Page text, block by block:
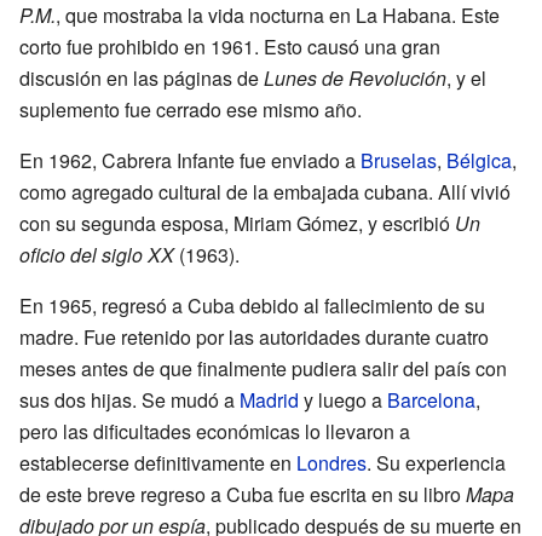
P.M., que mostraba la vida nocturna en La Habana. Este
corto fue prohibido en 1961. Esto causó una gran
discusión en las páginas deLunes de Revolución, y el
suplemento fue cerrado ese mismo año.
En 1962, Cabrera Infante fue enviado a Bruselas, Bélgica,
como agregado cultural de la embajada cubana. Allí vivió
con su segunda esposa, Miriam Gómez, y escribió Un
oficio del siglo XX(1963).
En 1965, regresó a Cuba debido al fallecimiento de su
madre. Fue retenido por las autoridades durante cuatro
meses antes de que finalmente pudiera salir del país con
sus dos hijas. Se mudó a Madrid y luego a Barcelona,
pero las dificultades económicas lo llevaron a
establecerse definitivamente en Londres. Su experiencia
de este breve regreso a Cuba fue escrita en su libroMapa
dibujado por un espía, publicado después de su muerte en